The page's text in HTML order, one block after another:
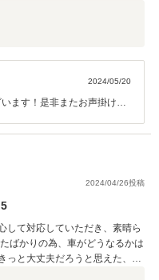
2024/05/20
ます！是非またお声掛けく
2024/04/26投稿
5
して対応していただき、素晴ら
ばかりの為、車がどうなるかは
っと大丈夫だろうと思えた、安
！！